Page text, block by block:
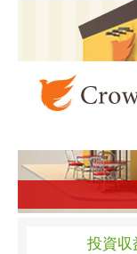
投資収